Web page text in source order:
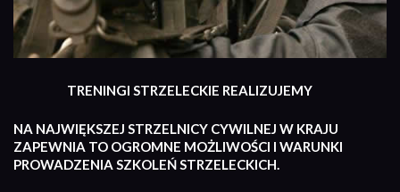
TRENINGI STRZELECKIE REALIZUJEMY
NA NAJWIĘKSZEJ STRZELNICY CYWILNEJ W KRAJU
ZAPEWNIA TO OGROMNE MOŻLIWOŚCI I WARUNKI
PROWADZENIA SZKOLEŃ STRZELECKICH.